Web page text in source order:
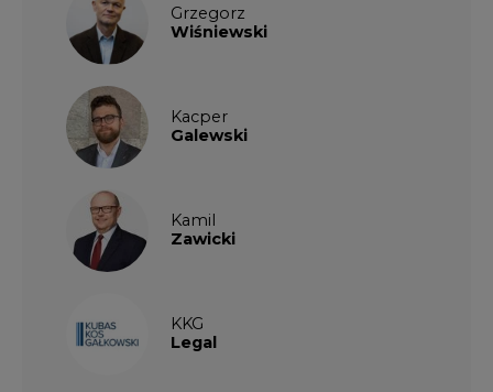
Grzegorz
Wiśniewski
Kacper
Galewski
Kamil
Zawicki
KKG
Legal